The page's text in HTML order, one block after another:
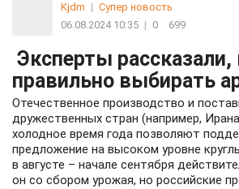
Kjdm | Супер новость
06.08.2024 10:35 | 0 699
Эксперты рассказали,
правильно выбирать
Отечественное производство и
дружественных стран (например,
холодное время года позволяют
предложение на высоком уровне
в августе – начале сентября
он со сбором урожая, но российские